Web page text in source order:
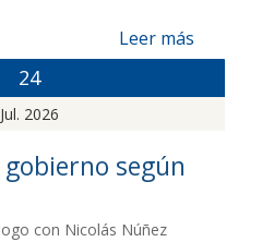
Leer más
24
Jul. 2026
según
con Nicolás Núñez